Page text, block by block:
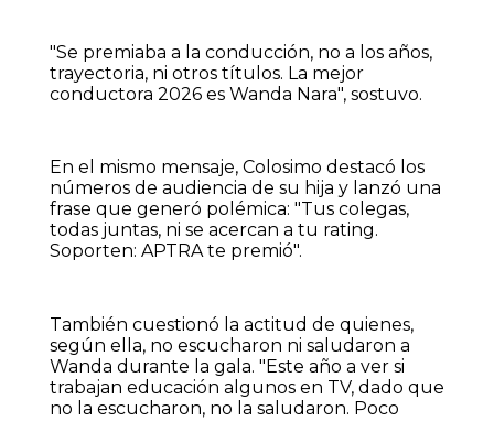
"Se premiaba a la conducción, no a los años,
trayectoria, ni otros títulos. La mejor
conductora 2026 es Wanda Nara", sostuvo.
En el mismo mensaje, Colosimo destacó los
números de audiencia de su hija y lanzó una
frase que generó polémica: "Tus colegas,
todas juntas, ni se acercan a tu rating.
Soporten: APTRA te premió".
También cuestionó la actitud de quienes,
según ella, no escucharon ni saludaron a
Wanda durante la gala. "Este año a ver si
trabajan educación algunos en TV, dado que
no la escucharon, no la saludaron. Poco